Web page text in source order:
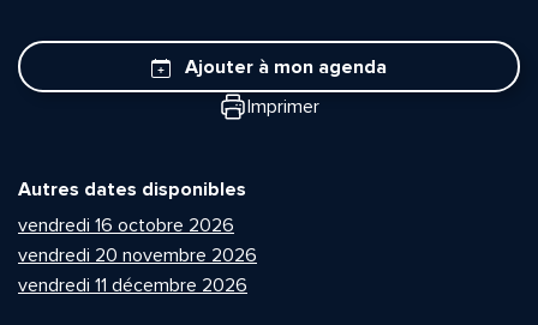
Ajouter à mon agenda
Imprimer
Autres dates disponibles
vendredi 16 octobre 2026
vendredi 20 novembre 2026
vendredi 11 décembre 2026